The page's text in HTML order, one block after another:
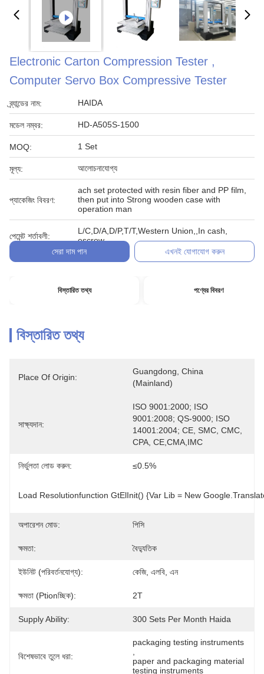
Electronic Carton Compression Tester ,
Computer Servo Box Compressive Tester
ব্র্যান্ডের নাম: HAIDA
মডেল নম্বর: HD-A505S-1500
MOQ: 1 Set
মূল্য: আলোচনাযোগ্য
প্যাকেজিং বিবরণ:
ach set protected with resin fiber and PP film,
then put into Strong wooden case with
operation man
পেমেন্ট শর্তাবলী:
L/C,D/A,D/P,T/T,Western Union,,In cash,
escrow
সেরা দাম পান
এখনই যোগাযোগ করুন
বিস্তারিত তথ্য পণ্যের বিবরণ
বিস্তারিত তথ্য
Place Of Origin:
Guangdong, China
(Mainland)
সাক্ষ্যদান:
ISO 9001:2000; ISO
9001:2008; QS-9000; ISO
14001:2004; CE, SMC, CMC,
CPA, CE,CMA,IMC
নির্ভুলতা লোড করুন: ≤0.5%
Load Resolutionfunction GtElInit() {var Lib = New
অপারেশন মোড: পিসি
ক্ষমতা: বৈদ্যুতিক
ইউনিট (পরিবর্তনযোগ্য): কেজি, এলবি, এন
ক্ষমতা (ptionচ্ছিক): 2T
Supply Ability: 300 Sets Per Month Haida
বিশেষভাবে তুলে ধরা:
packaging testing instruments
paper and packaging material
testing instruments